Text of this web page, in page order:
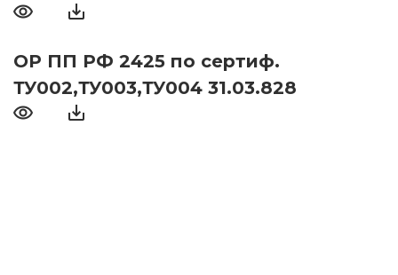
ОР ПП РФ 2425 по сертиф.
ТУ002,ТУ003,ТУ004 31.03.828